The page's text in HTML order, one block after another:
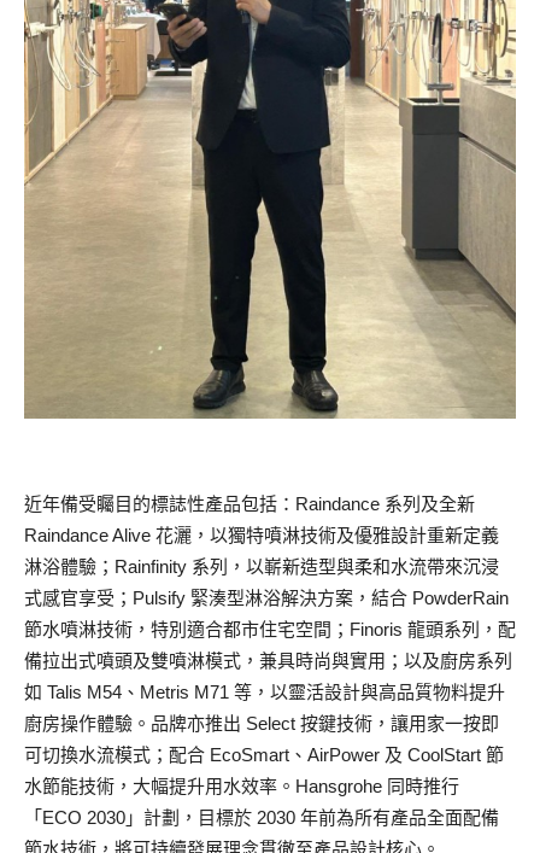
近年備受矚目的標誌性產品包括：Raindance 系列及全新
Raindance Alive 花灑，以獨特噴淋技術及優雅設計重新定義
淋浴體驗；Rainfinity 系列，以嶄新造型與柔和水流帶來沉浸
式感官享受；Pulsify 緊湊型淋浴解決方案，結合 PowderRain
節水噴淋技術，特別適合都市住宅空間；Finoris 龍頭系列，配
備拉出式噴頭及雙噴淋模式，兼具時尚與實用；以及廚房系列
如 Talis M54、Metris M71 等，以靈活設計與高品質物料提升
廚房操作體驗。品牌亦推出 Select 按鍵技術，讓用家一按即
可切換水流模式；配合 EcoSmart、AirPower 及 CoolStart 節
水節能技術，大幅提升用水效率。Hansgrohe 同時推行
「ECO 2030」計劃，目標於 2030 年前為所有產品全面配備
節水技術，將可持續發展理念貫徹至產品設計核心。